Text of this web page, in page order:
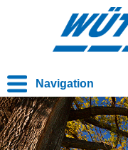
Navigation